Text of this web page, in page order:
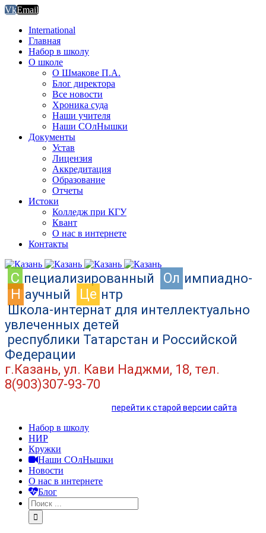
VkEmail
International
Главная
Набор в школу
О школе
О Шмакове П.А.
Блог директора
Все новости
Хроника суда
Наши учителя
Наши СОлНышки
Документы
Устав
Лицензия
Аккредитация
Образование
Отчеты
Истоки
Колледж при КГУ
Квант
О нас в интернете
Контакты
C пециализированный Ол импиадно-
Н аучный Це нтр
Школа-интернат для интеллектуально
увлеченных детей
республики Татарстан и Российской
Федерации
г.Казань, ул. Кави Наджми, 18, тел.
8(903)307-93-70
перейти к старой версии сайта
Набор в школу
НИР
Кружки
Наши СОлНышки
Новости
О нас в интернете
Блог